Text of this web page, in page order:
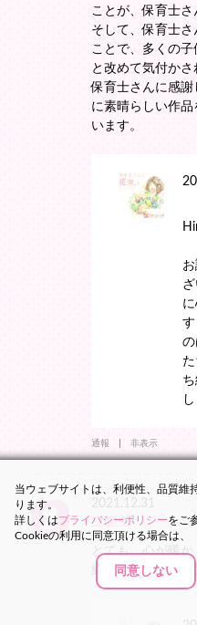
ことが、保育士さ
そして、保育士
ことで、多くの
と改めて気付か
保育士さんに感謝
に素晴らしい作
います。
通報 非表示
2021.12.31
ウサギ
とても、心が暖
続編も期待してい
当ウェブサイトは、利便性、品質維
ります。
詳しくはプライバシーポリシーをご
Cookieの利用に同意頂ける場合は、
同意しない